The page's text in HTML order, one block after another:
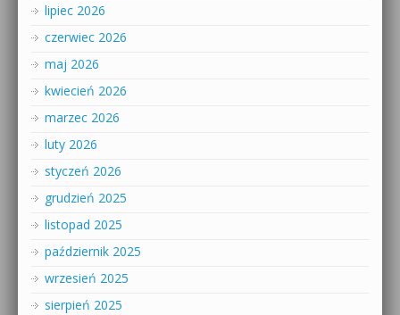
lipiec 2026
czerwiec 2026
maj 2026
kwiecień 2026
marzec 2026
luty 2026
styczeń 2026
grudzień 2025
listopad 2025
październik 2025
wrzesień 2025
sierpień 2025